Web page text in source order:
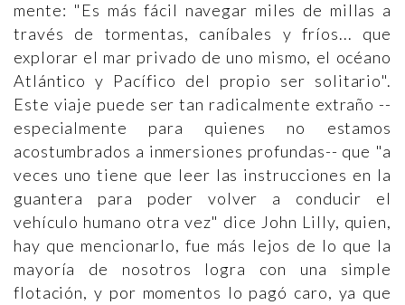
mente: "Es más fácil navegar miles de millas a
través de tormentas, caníbales y fríos... que
explorar el mar privado de uno mismo, el océano
Atlántico y Pacífico del propio ser solitario".
Este viaje puede ser tan radicalmente extraño --
especialmente para quienes no estamos
acostumbrados a inmersiones profundas-- que "a
veces uno tiene que leer las instrucciones en la
guantera para poder volver a conducir el
vehículo humano otra vez" dice John Lilly, quien,
hay que mencionarlo, fue más lejos de lo que la
mayoría de nosotros logra con una simple
flotación, y por momentos lo pagó caro, ya que